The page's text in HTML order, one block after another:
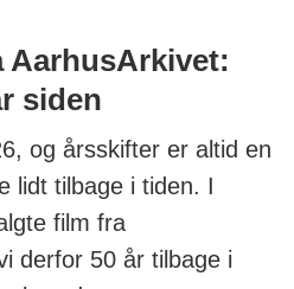
AarhusArkivet:
siden
og årsskifter er altid en
lidt tilbage i tiden. I
film fra
derfor 50 år tilbage i